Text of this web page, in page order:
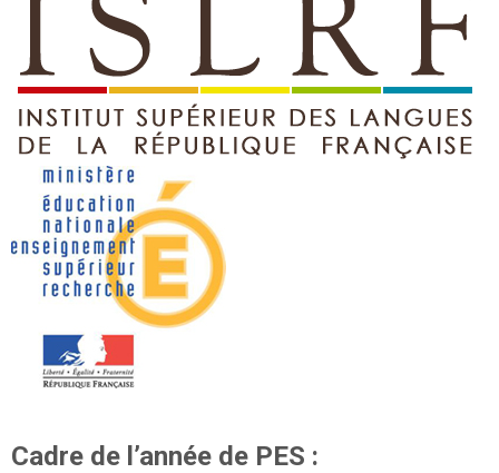
Cadre de l’année de PES :